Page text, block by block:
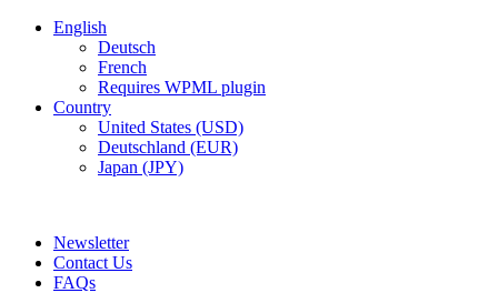
English
Deutsch
French
Requires WPML plugin
Country
United States (USD)
Deutschland (EUR)
Japan (JPY)
Newsletter
Contact Us
FAQs